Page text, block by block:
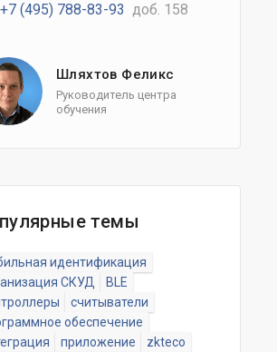
+7 (495) 788-83-93 доб. 158
Шляхтов Феликс
Руководитель центра
обучения
темы
идентификация
СКУД
BLE
считыватели
обеспечение
приложение
zkteco